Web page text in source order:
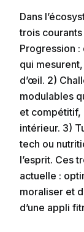
Dans
trois
Progression
qui
d’œil. 2)
modulables
et compétitif,
intérieur. 3)
tech ou
l’esprit. Ces
actuelle :
moraliser et
d’une appli